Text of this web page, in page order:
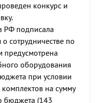
конкурс и
РФ подписала
сотрудничестве по
оборудования
при условии
на сумму
бюджета (143